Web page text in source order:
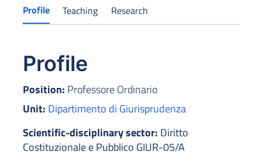
Profile Teaching Research
Profile
Position: Professore Ordinario
Unit: Dipartimento di Giurisprudenza
Scientific-disciplinary sector: Diritto
Costituzionale e Pubblico GIUR-05/A